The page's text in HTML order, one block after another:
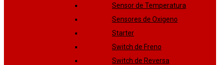
Sensor de Temperatura
Sensores de Oxigeno
Starter
Switch de Freno
Switch de Reversa